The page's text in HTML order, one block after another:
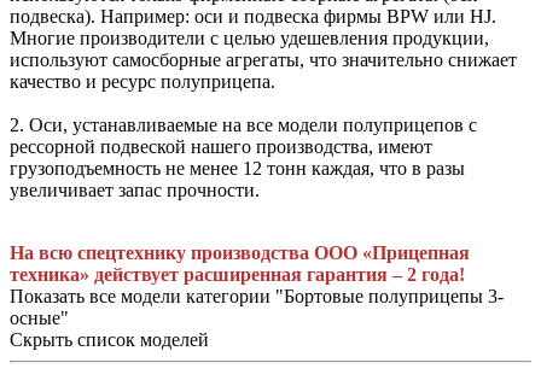
подвеска). Например: оси и подвеска фирмы BPW или HJ.
Многие производители с целью удешевления продукции,
используют самосборные агрегаты, что значительно снижает
качество и ресурс полуприцепа.
2. Оси, устанавливаемые на все модели полуприцепов с
рессорной подвеской нашего производства, имеют
грузоподъемность не менее 12 тонн каждая, что в разы
увеличивает запас прочности.
На всю спецтехнику производства ООО «Прицепная
техника» действует расширенная гарантия – 2 года!
Показать все модели категории "Бортовые полуприцепы 3-
осные"
Скрыть список моделей